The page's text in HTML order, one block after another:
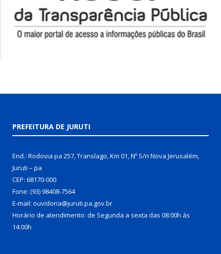
PREFEITURA DE JURUTI
End.: Rodovia pa 257, Translago, Km 01, Nº S/n Nova Jerusalém,
Juruti – pa
CEP: 68170-000
Fone: (93) 98408-7564
E-mail: ouvidoria@juruti.pa.gov.br
Horário de atendimento: de Segunda a sexta das 08:00h às
14:00h